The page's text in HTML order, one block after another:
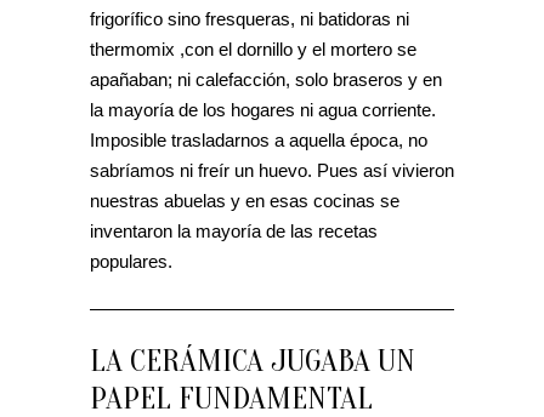
frigorífico sino fresqueras, ni batidoras ni
thermomix ,con el dornillo y el mortero se
apañaban; ni calefacción, solo braseros y en
la mayoría de los hogares ni agua corriente.
Imposible trasladarnos a aquella época, no
sabríamos ni freír un huevo. Pues así vivieron
nuestras abuelas y en esas cocinas se
inventaron la mayoría de las recetas
populares.
LA CERÁMICA JUGABA UN
PAPEL FUNDAMENTAL